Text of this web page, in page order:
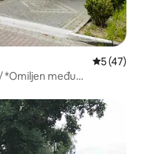
Prosječna
5 (47)
*Omiljen među